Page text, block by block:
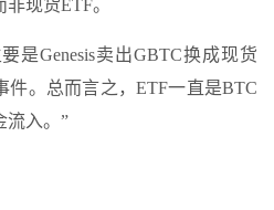
现货ETF。
是Genesis卖出GBTC换成现货
件。总而言之，ETF一直是BTC
流入。”